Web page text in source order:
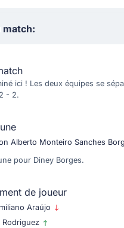
match:
ici ! Les deux équipes se
- 2.
Alberto Monteiro Sanches
pour Diney Borges.
de joueur
Araújo
Rodriguez